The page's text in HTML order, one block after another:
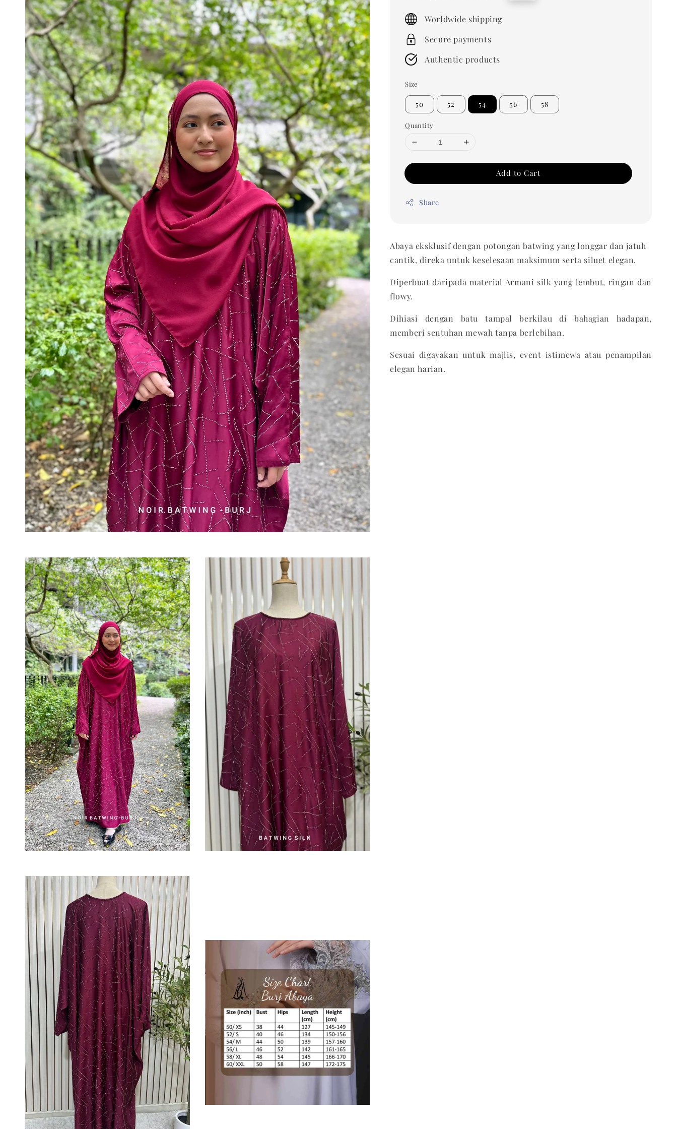
Worldwide shipping
Secure payments
Authentic products
Size
50 52 54 56 58
Quantity
Add to Cart
Share
Abaya eksklusif dengan potongan batwing yang longgar dan jatuh
cantik, direka untuk keselesaan maksimum serta siluet elegan.
Diperbuat daripada material Armani silk yang lembut, ringan dan
flowy.
Dihiasi dengan batu tampal berkilau di bahagian hadapan,
memberi sentuhan mewah tanpa berlebihan.
Sesuai digayakan untuk majlis, event istimewa atau penampilan
elegan harian.